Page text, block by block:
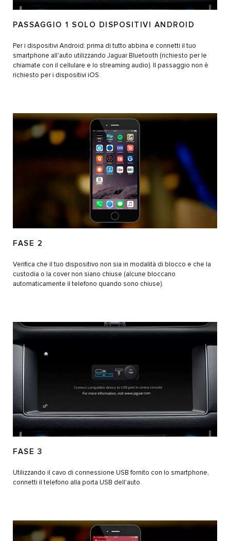
PASSAGGIO 1 SOLO DISPOSITIVI ANDROID
Per i dispositivi Android: prima di tutto abbina e connetti il tuo
smartphone all'auto utilizzando Jaguar Bluetooth (richiesto per le
chiamate con il cellulare e lo streaming audio). Il passaggio non è
richiesto per i dispositivi iOS.
FASE 2
Verifica che il tuo dispositivo non sia in modalità di blocco e che la
custodia o la cover non siano chiuse (alcune bloccano
automaticamente il telefono quando sono chiuse).
FASE 3
Utilizzando il cavo di connessione USB fornito con lo smartphone,
connetti il telefono alla porta USB dell'auto.